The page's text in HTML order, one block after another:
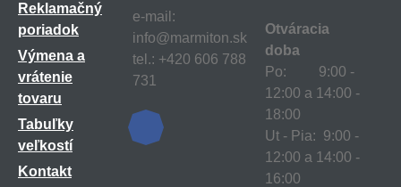
Reklamačný
poriadok
Výmena a
vrátenie
tovaru
Tabuľky
veľkostí
Kontakt
e-mail:
info@marmiton.sk
tel.: +420 606 788
731
Otváracia
doba
Po: 9:00 -
12:00 a 14:00 -
18:00
Ut - Pia: 9:00 -
12:00 a 14:00 -
16:00